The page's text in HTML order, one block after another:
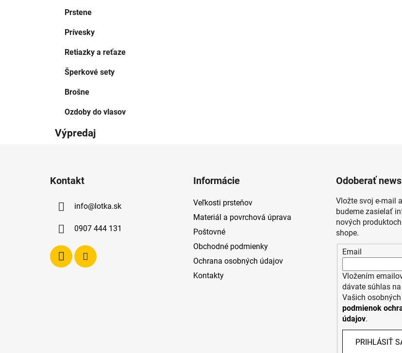
Prstene
Prívesky
Retiazky a reťaze
Šperkové sety
Brošne
Ozdoby do vlasov
Výpredaj
Kontakt
info@lotka.sk
0907 444 131
Informácie
Veľkosti prsteňov
Materiál a povrchová úprava
Poštovné
Obchodné podmienky
Ochrana osobných údajov
Kontakty
Odoberať
Vložte svoj e-mail
budeme zasielať
nových
shope.
Email
Vložením
dávate súhlas
Vašich
podmienok
údajov.
PRIHLÁSIŤ